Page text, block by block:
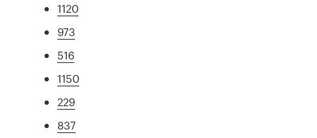
1120
973
516
1150
229
837